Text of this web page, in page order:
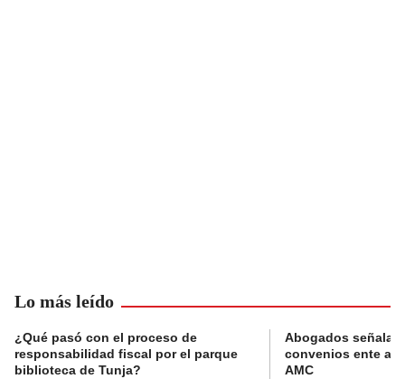
Lo más leído
¿Qué pasó con el proceso de
responsabilidad fiscal por el parque
biblioteca de Tunja?
Abogados
convenios ente
AMC